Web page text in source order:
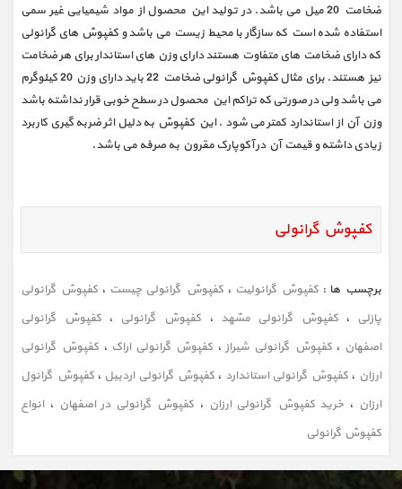
ضخامت 20 میل می باشد. در تولید این محصول از مواد شیمیایی غیر سمی
استفاده شده است که سازگار با محیط زیست می باشد و کفپوش های گرانولی
که دارای ضخامت های متفاوت هستند دارای وزن های استاندار برای هر ضخامت
نیز هستند. برای مثال کفپوش گرانولی ضخامت 22 باید دارای وزن 20 کیلوگرم
می باشد ولی در صورتی که تراکم این محصول در سطح خوبی قرار نداشته باشد
وزن آن از استاندارد کمتر می شود . این کفپوش به دلیل اثر ضربه گیری کاربرد
زیادی داشته و قیمت آن در آکوپارک مقرون به صرفه می باشد.
کفپوش گرانولی
برچسب ها :کفپوش گرانولیت ،کفپوش گرانولی چیست ، کفپوش گرانولی
پازلی ،کفپوش گرانولی مشهد ، کفپوش گرانولی ، کفپوش گرانولی
اصفهان ،کفپوش گرانولی شیراز، کفپوش گرانولی اراک ،کفپوش گرانولی
ارزان ، کفپوش گرانولی استاندارد ،کفپوش گرانولی اردبیل ،کفپوش گرانول
ارزان ، خرید کفپوش گرانولی ارزان ، کفپوش گرانولی در اصفهان ، انواع
کفپوش گرانولی